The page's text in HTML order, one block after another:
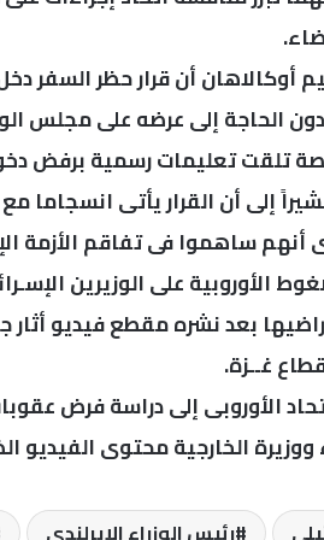
أوكالاهان أن قرار حظر السفر
الحاجة إلى عرضه على مجلس
تلقت تعليمات رسمية برفض
إلى أن القرار يأتى انسجاما
أنهم ساهموا فى تفاقم الأزمة
الأوروبية على الوزيرين
بعد نشره مقطع فيديو
غــزة.
الأوروبى إلى دراسة فرض
الخارجية محتوى الفيديو
رئيس الوزراء الإيرلندى